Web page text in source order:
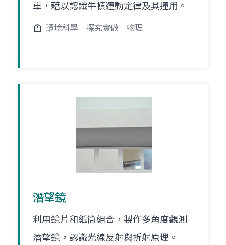
車，藉以認識牛頓運動定律及其運用。
環境科學 探究實做 物理
潛望鏡
利用鏡片和紙筒組合，製作多角度觀測
潛望鏡，認識光線反射與折射原理。